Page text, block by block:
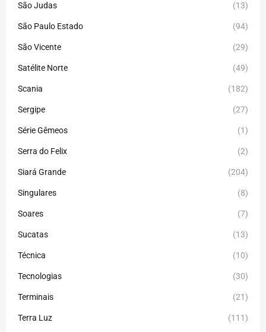
São Judas (13)
São Paulo Estado (94)
São Vicente (29)
Satélite Norte (49)
Scania (182)
Sergipe (27)
Série Gêmeos (1)
Serra do Felix (2)
Siará Grande (204)
Singulares (8)
Soares (7)
Sucatas (13)
Técnica (10)
Tecnologias (30)
Terminais (21)
Terra Luz (111)